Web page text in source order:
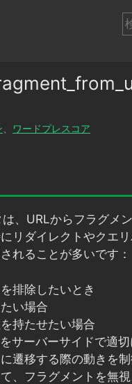
ワードプレスコア
は、URLからフラグメ
リダイレクトやクエ
れることが多いです：
排除したいとき
い場合
持たせたい場合
サーバーサイドで適
遷移する際の動きを
、フラグメントを無